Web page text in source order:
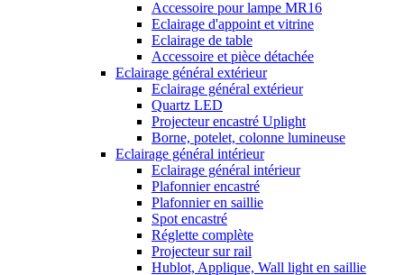
Accessoire pour lampe MR16
Eclairage d'appoint et vitrine
Eclairage de table
Accessoire et pièce détachée
Eclairage général extérieur
Eclairage général extérieur
Quartz LED
Projecteur encastré Uplight
Borne, potelet, colonne lumineuse
Eclairage général intérieur
Eclairage général intérieur
Plafonnier encastré
Plafonnier en saillie
Spot encastré
Réglette complète
Projecteur sur rail
Hublot, Applique, Wall light en saillie